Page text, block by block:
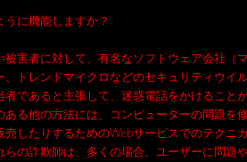
に機能しますか？
害者に対して、有名なソフトウェア会社（
、トレンドマイクロなどのセキュリティウイ
であると主張して、迷惑電話をかけること
る他の方法には、コンピューターの問題を
売したりするためのWebサービスでのテクニ
の詐欺師は、多くの場合、ユーザーに問題